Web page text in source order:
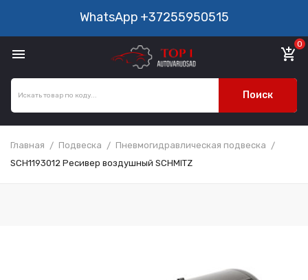
WhatsApp +37255950515
 add_shopping_cart
0
Поиск
Главная Подвеска
Пневмогидравлическая подвеска
SCH1193012 Ресивер воздушный SCHMITZ